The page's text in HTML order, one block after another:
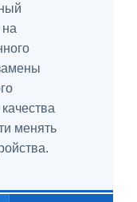
менять